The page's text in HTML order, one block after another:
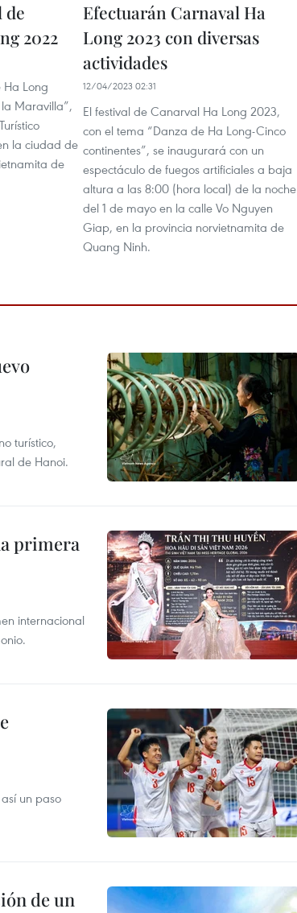
de
2022
Long
Maravilla”,
la ciudad de
de
Efectuarán Carnaval Ha
Long 2023 con diversas
actividades
12/04/2023 02:31
El festival de Canarval Ha Long 2023,
con el tema “Danza de Ha Long-Cinco
continentes”, se inaugurará con un
espectáculo de fuegos artificiales a baja
altura a las 8:00 (hora local) de la noche
del 1 de mayo en la calle Vo Nguyen
Giap, en la provincia norvietnamita de
Quang Ninh.
turístico,
de Hanoi.
primera
internacional
un paso
de un